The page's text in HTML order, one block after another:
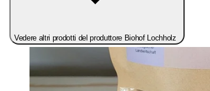
Vedere altri prodotti del produttore Biohof Lochholz